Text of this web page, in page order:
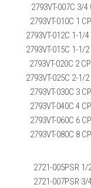
2793VT-007C 3/4
2793VT-010C 1
2793VT-012C 1-1/4
2793VT-015C 1-1/2
2793VT-020C 2
2793VT-025C 2-1/2
2793VT-030C 3
2793VT-040C 4
2793VT-060C 6
2793VT-080C 8
2721-005PSR 1/
2721-007PSR 3/